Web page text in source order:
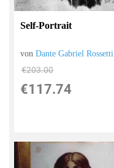
Self-Portrait
vonDante Gabriel Rossetti
€203.00
€117.74